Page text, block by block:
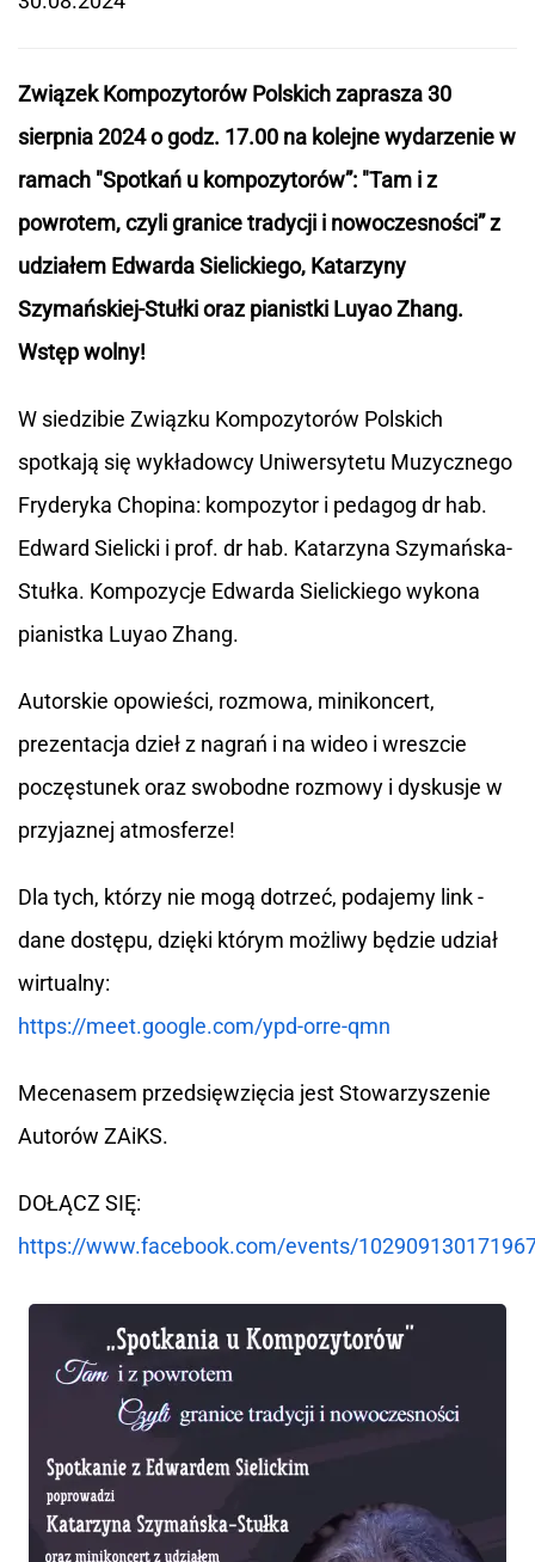
Związek Kompozytorów Polskich zaprasza 30
sierpnia 2024 o godz. 17.00 na kolejne wydarzenie w
ramach "Spotkań u kompozytorów”: "Tam i z
powrotem, czyli granice tradycji i nowoczesności” z
udziałem Edwarda Sielickiego, Katarzyny
Szymańskiej-Stułki oraz pianistki Luyao Zhang.
Wstęp wolny!
W siedzibie Związku Kompozytorów Polskich
spotkają się wykładowcy Uniwersytetu Muzycznego
Fryderyka Chopina: kompozytor i pedagog dr hab.
Edward Sielicki i prof. dr hab. Katarzyna Szymańska-
Stułka. Kompozycje Edwarda Sielickiego wykona
pianistka Luyao Zhang.
Autorskie opowieści, rozmowa, minikoncert,
prezentacja dzieł z nagrań i na wideo i wreszcie
poczęstunek oraz swobodne rozmowy i dyskusje w
przyjaznej atmosferze!
Dla tych, którzy nie mogą dotrzeć, podajemy link -
dane dostępu, dzięki którym możliwy będzie udział
wirtualny:
https://meet.google.com/ypd-orre-qmn
Mecenasem przedsięwzięcia jest Stowarzyszenie
Autorów ZAiKS.
DOŁĄCZ SIĘ:
https://www.facebook.com/events/